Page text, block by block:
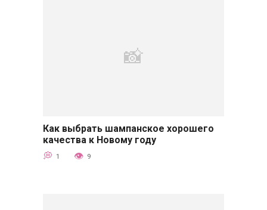
Как выбрать шампанское хорошего
качества к Новому году
1 9